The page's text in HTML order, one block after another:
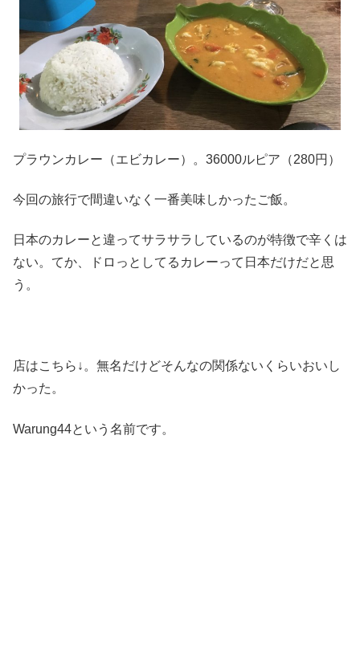
プラウンカレー（エビカレー）。36000ルピア（280円）
今回の旅行で間違いなく一番美味しかったご飯。
日本のカレーと違ってサラサラしているのが特徴で辛くは
ない。てか、ドロっとしてるカレーって日本だけだと思
う。
店はこちら↓。無名だけどそんなの関係ないくらいおいし
かった。
Warung44という名前です。